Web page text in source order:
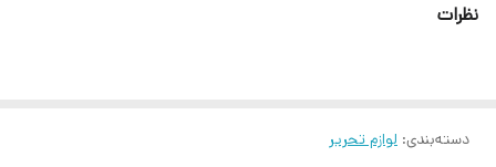
نظرات
دسته‌بندی: لوازم تحریر